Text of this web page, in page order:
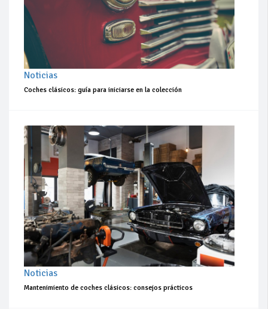
Noticias
Coches clásicos: guía para iniciarse en la colección
Noticias
Mantenimiento de coches clásicos: consejos prácticos